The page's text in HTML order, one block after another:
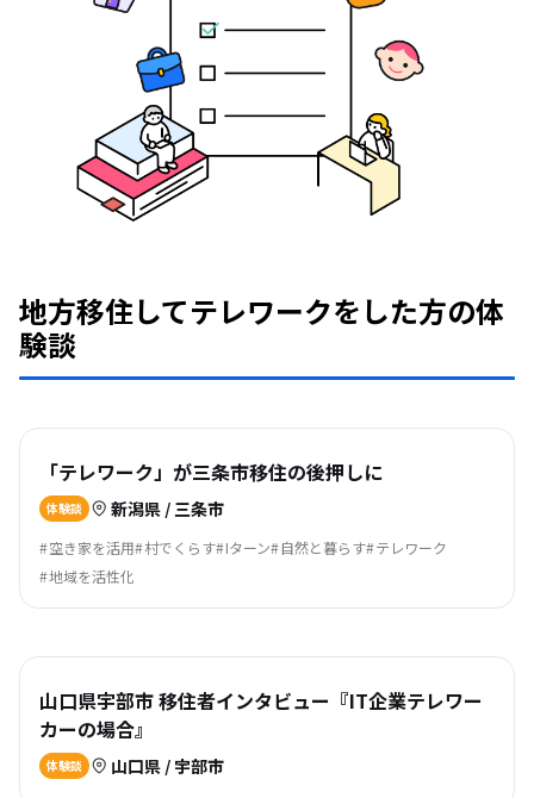
地方移住してテレワークをした方の体
験談
「テレワーク」が三条市移住の後押しに
体験談 新潟県 / 三条市
空き家を活用 村でくらす Iターン 自然と暮らす テレワーク
地域を活性化
山口県宇部市 移住者インタビュー『IT企業テレワー
カーの場合』
体験談 山口県 / 宇部市